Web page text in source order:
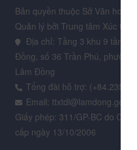
Bản quyền thuộc Sở Văn hoá,
Quản lý bởi Trung tâm Xúc tiến
Địa chỉ: Tầng 3 khu 9 tầng,
Đồng, số 36 Trần Phú, phường
Lâm Đồng
Tổng đài hỗ trợ: (+84.235)
Email: ttxtdl@lamdong.gov.vn
Giấy phép: 311/GP-BC do Cục
cấp ngày 13/10/2006